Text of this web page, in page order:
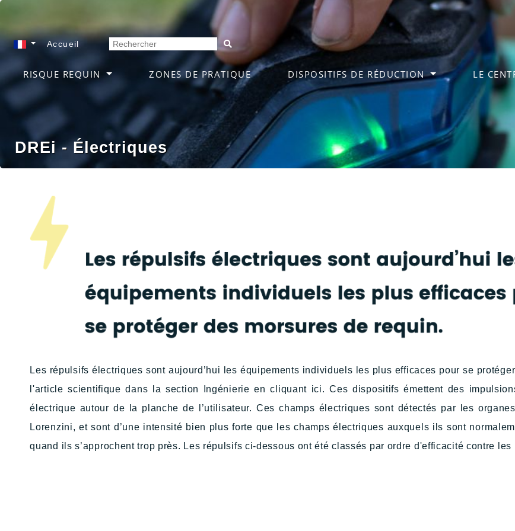
Accueil
RISQUE REQUIN ZONES DE PRATIQUE DISPOSITIFS DE RÉDUCTION LE
DREi - Électriques
Les répulsifs électriques sont aujourd’hui les équipements individuels les plus efficaces pour se
l'article scientifique dans la section Ingénierie en cliquant ici. Ces dispositifs émettent des
électrique autour de la planche de l’utilisateur. Ces champs électriques sont détectés par les
Lorenzini, et sont d’une intensité bien plus forte que les champs électriques auxquels ils sont
quand ils s’approchent trop près. Les répulsifs ci-dessous ont été classés par ordre d'efficacité contre